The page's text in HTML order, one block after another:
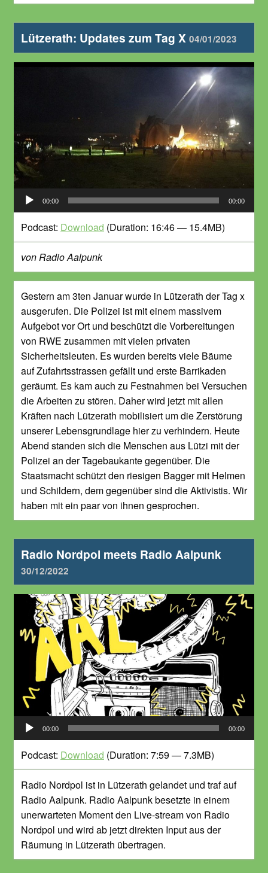
Lützerath: Updates zum Tag X 04/01/2023
Audio-
Player
00:00 00:00
Podcast: Download (Duration: 16:46 — 15.4MB)
von Radio Aalpunk
Gestern am 3ten Januar wurde in Lützerath der Tag x
ausgerufen. Die Polizei ist mit einem massivem
Aufgebot vor Ort und beschützt die Vorbereitungen
von RWE zusammen mit vielen privaten
Sicherheitsleuten. Es wurden bereits viele Bäume
auf Zufahrtsstrassen gefällt und erste Barrikaden
geräumt. Es kam auch zu Festnahmen bei Versuchen
die Arbeiten zu stören. Daher wird jetzt mit allen
Kräften nach Lützerath mobilisiert um die Zerstörung
unserer Lebensgrundlage hier zu verhindern. Heute
Abend standen sich die Menschen aus Lützi mit der
Polizei an der Tagebaukante gegenüber. Die
Staatsmacht schützt den riesigen Bagger mit Helmen
und Schildern, dem gegenüber sind die Aktivistis. Wir
haben mit ein paar von ihnen gesprochen.
Radio Nordpol meets Radio Aalpunk
30/12/2022
Audio-
Player
00:00 00:00
Podcast: Download (Duration: 7:59 — 7.3MB)
Radio Nordpol ist in Lützerath gelandet und traf auf
Radio Aalpunk. Radio Aalpunk besetzte in einem
unerwarteten Moment den Live-stream von Radio
Nordpol und wird ab jetzt direkten Input aus der
Räumung in Lützerath übertragen.